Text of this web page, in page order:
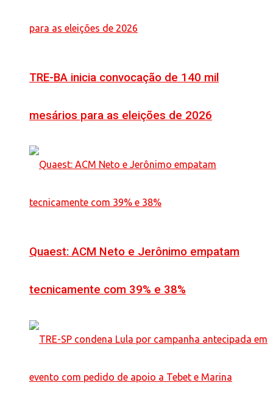
TRE-BA inicia convocação de 140 mil
mesários para as eleições de 2026
Quaest: ACM Neto e Jerônimo empatam
tecnicamente com 39% e 38%